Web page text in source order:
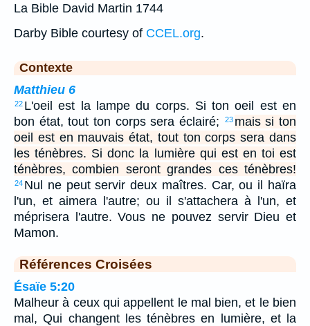
La Bible David Martin 1744
Darby Bible courtesy of CCEL.org.
Contexte
Matthieu 6
22 L'oeil est la lampe du corps. Si ton oeil est en
bon état, tout ton corps sera éclairé;
23 mais si ton
oeil est en mauvais état, tout ton corps sera dans
les ténèbres. Si donc la lumière qui est en toi est
ténèbres, combien seront grandes ces ténèbres!
24 Nul ne peut servir deux maîtres. Car, ou il haïra
l'un, et aimera l'autre; ou il s'attachera à l'un, et
méprisera l'autre. Vous ne pouvez servir Dieu et
Mamon.
Références Croisées
Ésaïe 5:20
Malheur à ceux qui appellent le mal bien, et le bien
mal, Qui changent les ténèbres en lumière, et la